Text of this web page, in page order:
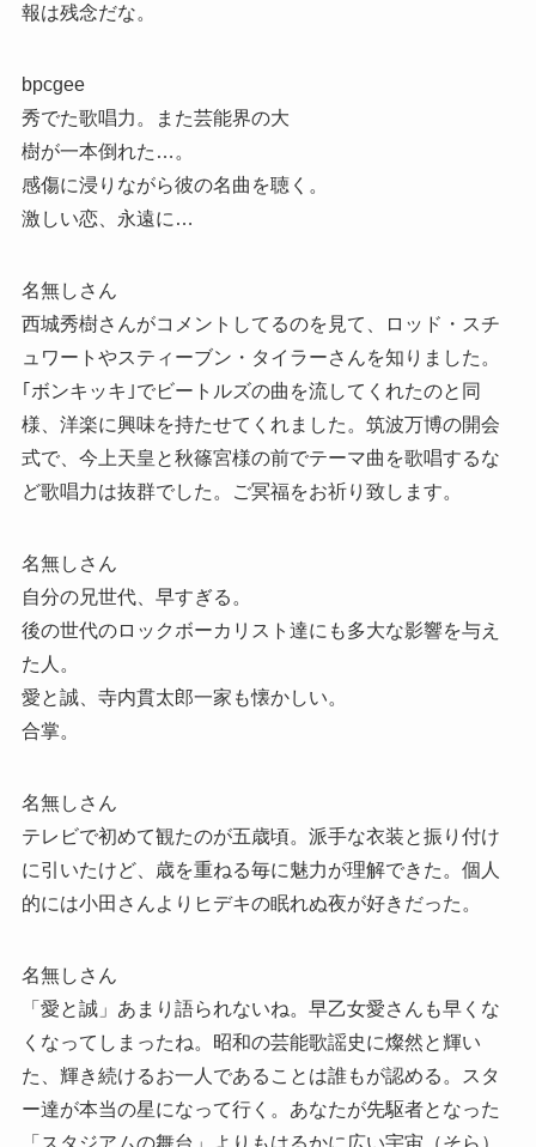
報は残念だな。
bpcgee
秀でた歌唱力。また芸能界の大
樹が一本倒れた…。
感傷に浸りながら彼の名曲を聴く。
激しい恋、永遠に…
名無しさん
西城秀樹さんがコメントしてるのを見て、ロッド・スチ
ュワートやスティーブン・タイラーさんを知りました。
｢ボンキッキ｣でビートルズの曲を流してくれたのと同
様、洋楽に興味を持たせてくれました。筑波万博の開会
式で、今上天皇と秋篠宮様の前でテーマ曲を歌唱するな
ど歌唱力は抜群でした。ご冥福をお祈り致します。
名無しさん
自分の兄世代、早すぎる。
後の世代のロックボーカリスト達にも多大な影響を与え
た人。
愛と誠、寺内貫太郎一家も懐かしい。
合掌。
名無しさん
テレビで初めて観たのが五歳頃。派手な衣装と振り付け
に引いたけど、歳を重ねる毎に魅力が理解できた。個人
的には小田さんよりヒデキの眠れぬ夜が好きだった。
名無しさん
「愛と誠」あまり語られないね。早乙女愛さんも早くな
くなってしまったね。昭和の芸能歌謡史に燦然と輝い
た、輝き続けるお一人であることは誰もが認める。スタ
ー達が本当の星になって行く。あなたが先駆者となった
「スタジアムの舞台」よりもはるかに広い宇宙（そら）